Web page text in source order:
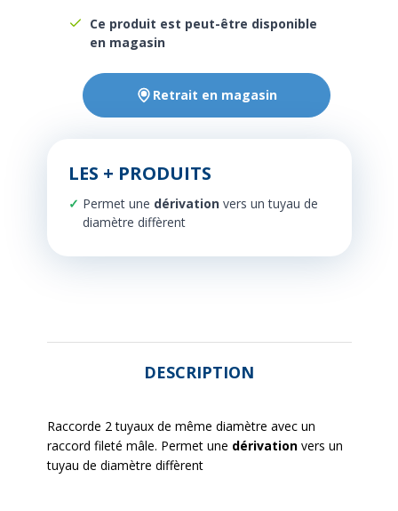
Ce produit est peut-être disponible
en magasin
Retrait en magasin
LES + PRODUITS
Permet une dérivation vers un tuyau de
diamètre diffèrent
DESCRIPTION
Raccorde 2 tuyaux de même diamètre avec un
raccord fileté mâle. Permet une dérivation vers un
tuyau de diamètre diffèrent